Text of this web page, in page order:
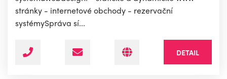
stránky - internetové obchody - rezervační
systémySpráva sí...
DETAIL